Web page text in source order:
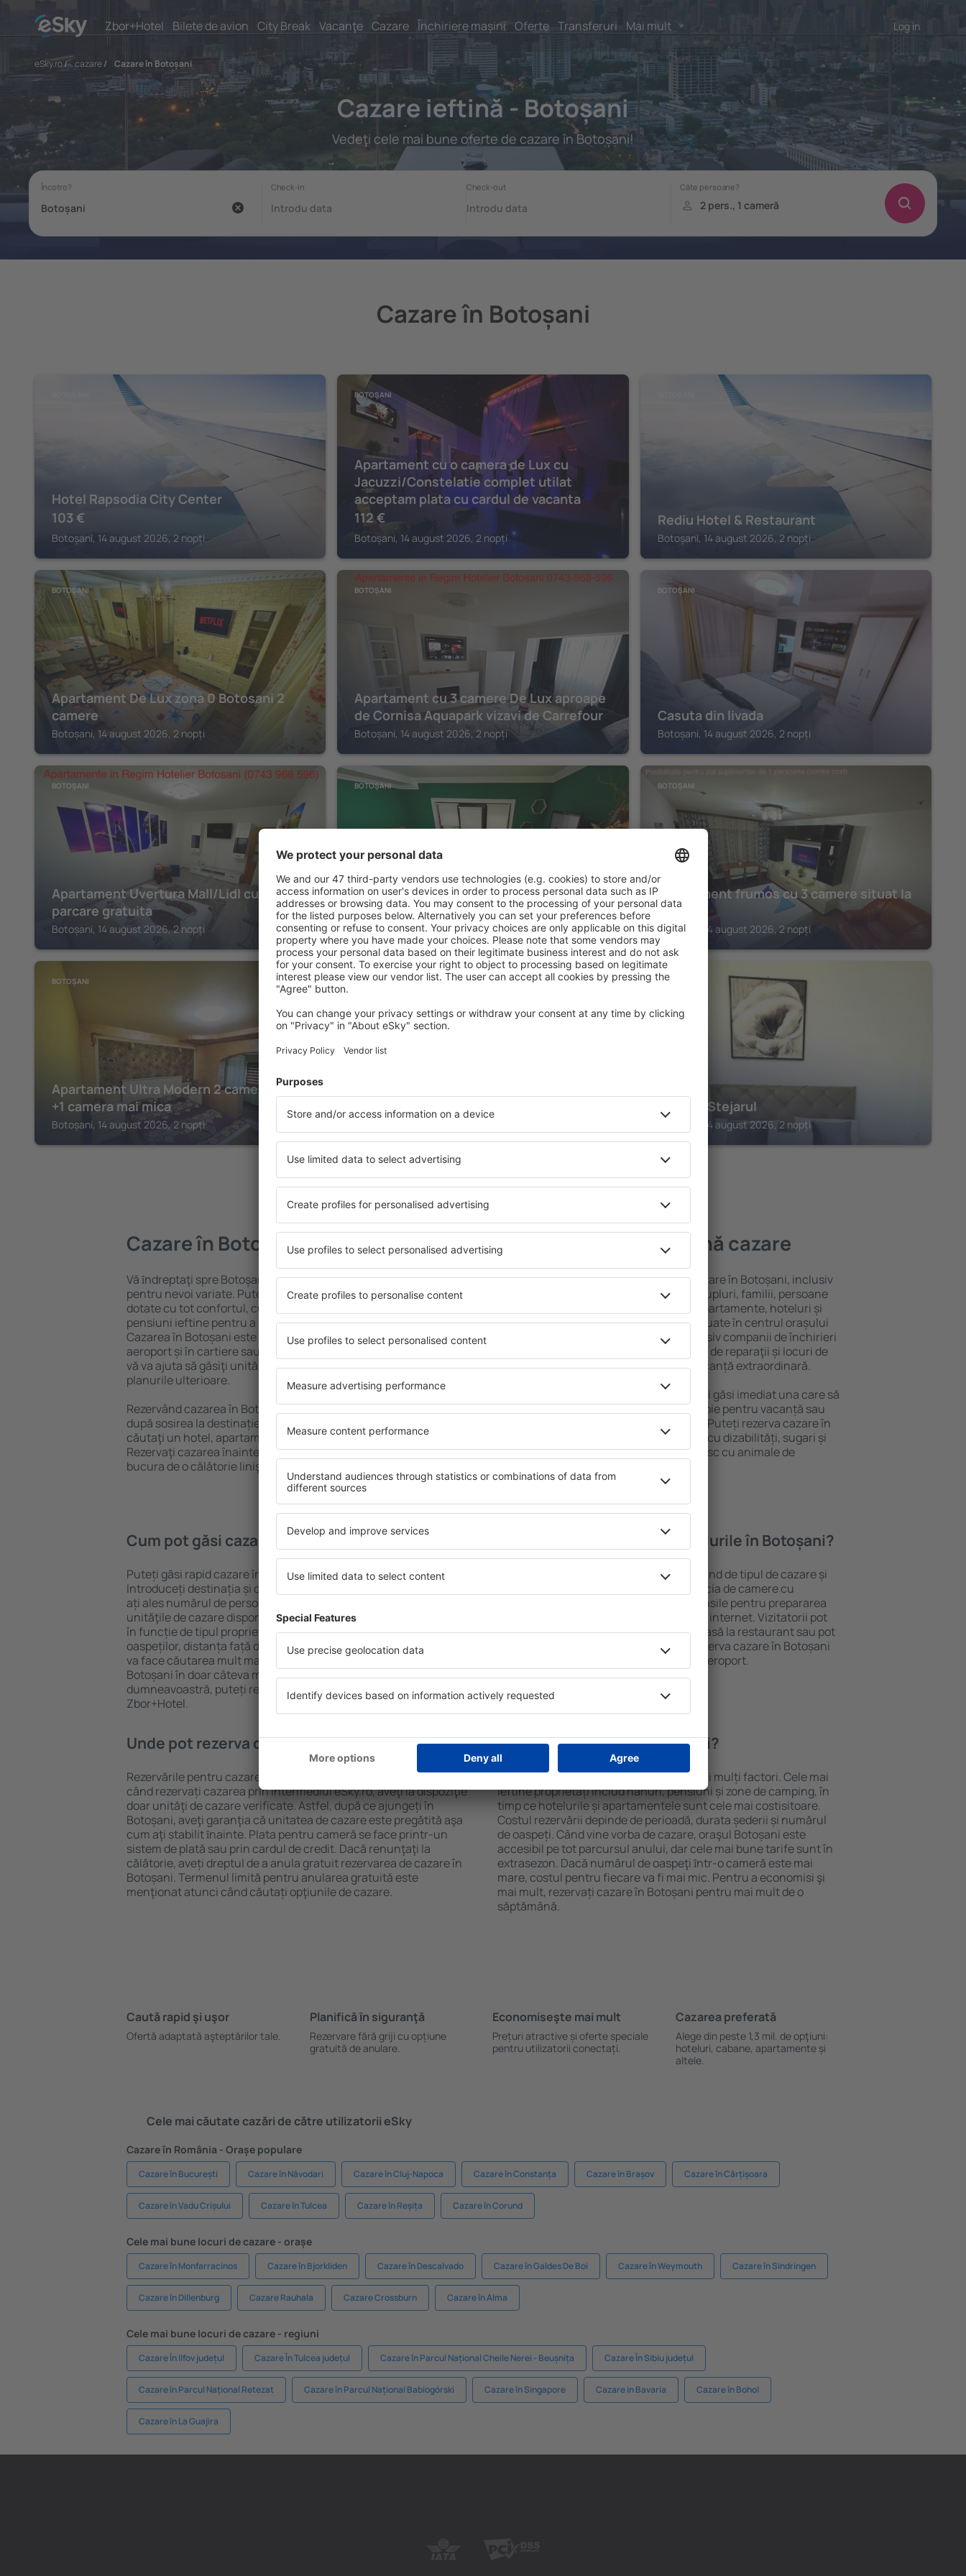
Zbor+Hotel Bilete de avion City Break Vacanţe Cazare Închiriere mașini Oferte Transferuri Mai mult Log in
eSky.ro/ cazare/ Cazare în Botoșani
Cazare ieftină - Botoșani
Vedeţi cele mai bune oferte de cazare în Botoșani!
Cazare în Botoșani
Hotel Rapsodia City Center
103 €
Botoșani, 14 august 2026, 2 nopți
BOTOȘANI
Apartament cu o camera de Lux cu
Jacuzzi/Constelatie complet utilat
acceptam plata cu cardul de vacanta
112 €
Botoșani, 14 august 2026, 2 nopți
Rediu Hotel & Restaurant
Botoșani, 14 august 2026, 2 nopți
BOTOȘANI
Apartament De Lux zona 0 Botosani 2
camere
Botoșani, 14 august 2026, 2 nopți
BOTOȘANI
Apartament cu 3 camere De Lux aproape
de Cornisa Aquapark vizavi de Carrefour
Botoșani, 14 august 2026, 2 nopți
BOTOȘANI
Casuta din livada
Botoșani, 14 august 2026, 2 nopți
BOTOȘANI
Apartament Uvertura Mall/Lidl cu
parcare gratuita
Botoșani, 14 august 2026, 2 nopți
BOTOȘANI
Apartament nemaipomenit de frumos
Super accesibil
Botoșani, 14 august 2026, 2 nopți
BOTOȘANI
Apartament frumos cu 3 camere situat la
partier
Botoșani, 14 august 2026, 2 nopți
BOTOȘANI
Apartament Ultra Modern 2 camere mari
+1 camera mai mica
Botoșani, 14 august 2026, 2 nopți
BOTOȘANI
privata/La parter/Lux oferim factura
BOTOȘANI
Cabana Stejarul
Botoșani, 14 august 2026, 2 nopți
Vedeţi mai multe oferte în Botoșani
Cazare în Botoșani
Vă ȋndreptaţi spre Botoșani? Găsiți cazare pentru fiecare buget şi
pentru nevoi variate. Puteți beneficia de proprietăți spațioase,
dotate cu tot confortul, cu numeroase facilități, precum și de
pensiuni ieftine pentru a sta câteva zile în timpul unui city break.
Cazarea în Botoșani este disponibilă în centrul orașului, lângă
aeroport și în cartiere sau regiuni mai puțin populare. Acest lucru
vă va ajuta să găsiţi unităţi de cazare în funcție de nevoi și de
planurile ulterioare.
Rezervând cazarea în Botoșani mai devreme, aveți garanţia că
după sosirea la destinație vă puteţi relaxa, fără a fi nevoie să
căutaţi un hotel, apartament sau altă unitate de cazare.
Rezervaţi cazarea înainte de călătoria spre Botoșani și vă veţi
bucura de o călătorie liniştită.
Botoșani – cea mai bună cazare
Puteți alege dintr-o ofertă variată de cazare în Botoșani, inclusiv
proprietăți pentru o singură persoană, cupluri, familii, persoane
ȋn vârstă și grupuri. Oaspeţii pot sta în apartamente, hoteluri și
pensiuni care oferă intimitate și sunt situate în centrul orașului
Botoșani. Facilitățile din apropiere, inclusiv companii de închirieri
auto, transport public, magazine, centre de reparaţii și locuri de
relaxare sau distracţie, garantează o vacanță extraordinară.
Dacă doriţi cazare de lux în Botoșani, veţi găsi imediat una care să
se potrivească. Veți găsi tot ce aveți nevoie pentru vacanță sau
călătoria de afaceri la destinația aleasă. Puteți rezerva cazare în
Botoșani cu facilități pentru persoanele cu dizabilități, sugari și
copii, precum și pentru cei care călătoresc cu animale de
Cum pot găsi cazare în Botoșani?
Puteți găsi rapid cazare în Botoșani folosind un motor de căutare.
Introduceți destinația și datele de check-in și check-out. După ce
ați ales numărul de persoane, motorul de căutare va afișa
unităţile de cazare disponibile în Botoșani. Filtrarea rezultatelor
în funcție de tipul proprietăţii, numărul de stele, evaluările
oaspeților, distanța față de centru și opțiunea de anulare gratuită
va face căutarea mult mai ușoară. Astfel veți putea găsi cazare în
Botoșani în doar câteva minute. În funcție de nevoile
dumneavoastră, puteți rezerva doar cazare sau un pachet
Zbor+Hotel.
Ce fel de facilităţi oferă hotelurile în Botoșani?
Facilitățile proprietăţilor în Botoșani depind de tipul de cazare și
de numărul de stele. Oaspeții pot beneficia de camere cu
chicinetă, balcon, aer condiționat, ustensile pentru prepararea
ceaiului şi a cafelei, prosoape și acces la internet. Vizitatorii pot
avea parcare gratuită, pot comanda o masă la restaurant sau pot
alege un hotel cu piscină. În plus, pot rezerva cazare în Botoșani
la proprietăți care oferă transport de la aeroport.
Unde pot rezerva cazare în Botoșani?
Rezervările pentru cazare în Botoșani pot fi făcute online. Atunci
când rezervați cazarea prin intermediul eSky.ro, aveţi la dispoziţie
doar unităţi de cazare verificate. Astfel, după ce ajungeți în
Botoșani, aveţi garanţia că unitatea de cazare este pregătită aşa
cum aţi stabilit ȋnainte. Plata pentru cameră se face printr-un
sistem de plată sau prin cardul de credit. Dacă renunţaţi la
călătorie, aveți dreptul de a anula gratuit rezervarea de cazare în
Botoșani. Termenul limită pentru anularea gratuită este
menţionat atunci când căutați opţiunile de cazare.
Cât costă cazarea în Botoșani?
Costul cazării în Botoșani depinde de mai mulți factori. Cele mai
ieftine proprietăți includ hanuri, pensiuni și zone de camping, în
timp ce hotelurile și apartamentele sunt cele mai costisitoare.
Costul rezervării depinde de perioadă, durata șederii și numărul
de oaspeți. Când vine vorba de cazare, oraşul Botoșani este
accesibil pe tot parcursul anului, dar cele mai bune tarife sunt în
extrasezon. Dacă numărul de oaspeţi ȋntr-o cameră este mai
mare, costul pentru fiecare va fi mai mic. Pentru a economisi şi
mai mult, rezervați cazare în Botoșani pentru mai mult de o
săptămână.
Caută rapid şi uşor
Ofertă adaptată aşteptărilor tale.
Planifică ȋn siguranţă
Rezervare fără griji cu opțiune
gratuită de anulare.
Economiseşte mai mult
Prețuri atractive și oferte speciale
pentru utilizatorii conectați.
Cazarea preferată
Alege din peste 1,3 mil. de opţiuni:
hoteluri, cabane, apartamente și
altele.
Cele mai căutate cazări de către utilizatorii eSky
Cazare în România - Orașe populare
Cazare în București Cazare în Năvodari Cazare în Cluj-Napoca Cazare în Constanța Cazare în Brașov Cazare în Cârțișoara
Cazare în Vadu Crișului Cazare în Tulcea Cazare în Reșița Cazare în Corund
Cele mai bune locuri de cazare - orașe
Cazare în Monfarracinos Cazare în Bjorkliden Cazare în Descalvado Cazare în Galdes De Boi Cazare în Weymouth Cazare în Sindringen
Cazare în Dillenburg Cazare Rauhala Cazare Crossburn Cazare în Alma
Cele mai bune locuri de cazare - regiuni
Cazare În Ilfov județul Cazare În Tulcea județul Cazare în Parcul Național Cheile Nerei - Beușnița Cazare În Sibiu județul
Cazare în Parcul Național Retezat Cazare în Parcul Național Babiogórski Cazare în Singapore Cazare in Bavaria Cazare în Bohol
Cazare în La Guajira